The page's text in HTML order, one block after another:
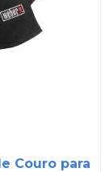
Couro para